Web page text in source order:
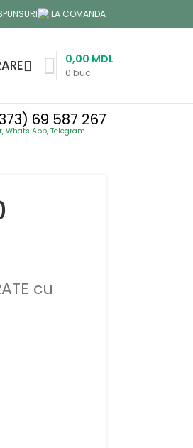
LA COMANDA
0 buc.
0,00 MDL
69 587 267
cu